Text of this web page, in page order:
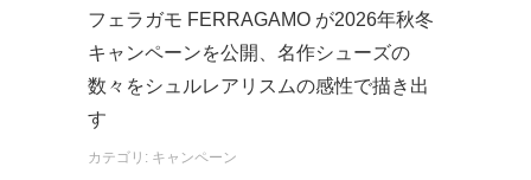
フェラガモ FERRAGAMO が2026年秋冬
キャンペーンを公開、名作シューズの
数々をシュルレアリスムの感性で描き出
す
カテゴリ: キャンペーン